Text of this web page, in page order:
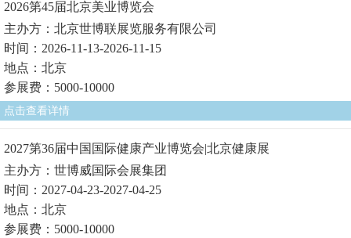
2026第45届北京美业博览会
主办方：北京世博联展览服务有限公司
时间：2026-11-13-2026-11-15
地点：北京
参展费：5000-10000
点击查看详情
2027第36届中国国际健康产业博览会|北京健康展
主办方：世博威国际会展集团
时间：2027-04-23-2027-04-25
地点：北京
参展费：5000-10000